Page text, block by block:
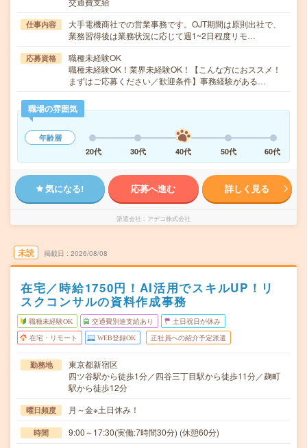
仕事内容
大手電機商社での営業事務です。OJT期間は原則出社で、
業務習得後は業務状況に応じて週1~2日程度リモ…
応募資格
職種未経験OK
職種未経験OK！業界未経験OK！【こんな方におススメ！
まずはご応募ください／歓迎条件】事務経験がある…
職場の雰囲気
年齢層
20代
30代 40代 50代 60代
気になる! 応募へ進む 詳しく見る
派遣会社 アデコ株式会社
未読 掲載日 2026/08/08
在宅／時給1750円！AI活用でスキルUP！リ
スクコンサルの資料作成事務
職種未経験OK 交通費別途支給あり 土日祝日が休み
在宅・リモート WEB登録OK 正社員への紹介予定派遣
勤務地
東京都新宿区
四ツ谷駅から徒歩1分／四谷三丁目駅から徒歩11分／麹町
駅から徒歩12分
曜日頻度 月～金※土日休み！
時間 9:00～17:30(実働:7時間30分) (休憩60分)